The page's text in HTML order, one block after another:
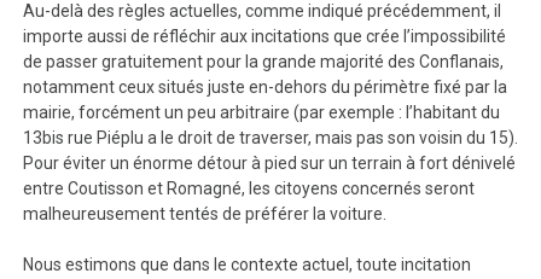
Au-delà des règles actuelles, comme indiqué précédemment, il
importe aussi de réfléchir aux incitations que crée l’impossibilité
de passer gratuitement pour la grande majorité des Conflanais,
notamment ceux situés juste en-dehors du périmètre fixé par la
mairie, forcément un peu arbitraire (par exemple : l’habitant du
13bis rue Piéplu a le droit de traverser, mais pas son voisin du 15).
Pour éviter un énorme détour à pied sur un terrain à fort dénivelé
entre Coutisson et Romagné, les citoyens concernés seront
malheureusement tentés de préférer la voiture.
Nous estimons que dans le contexte actuel, toute incitation